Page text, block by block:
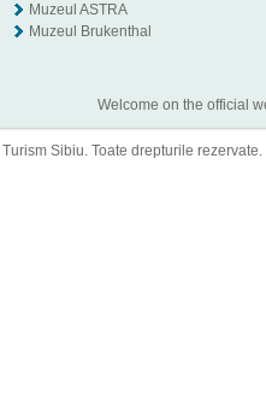
Muzeul ASTRA
Muzeul Brukenthal
Welcome on the official
Sibiu. Toate drepturile rezervate.